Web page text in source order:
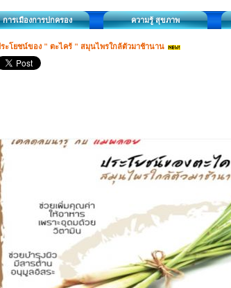
การเมืองการปกครอง ความรู้ สุขภาพ
ะโยชน์ของ " ตะไคร้ " สมุนไพรใกล้ตัวมาช้านาน